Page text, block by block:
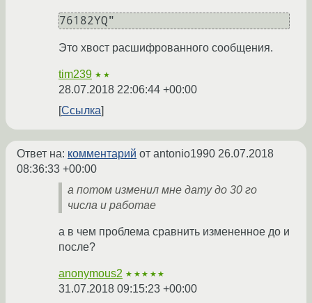
76182YQ"
Это хвост расшифрованного сообщения.
tim239 ★★
28.07.2018 22:06:44 +00:00
Ссылка
Ответ на: комментарий от antonio1990 26.07.2018
08:36:33 +00:00
а потом изменил мне дату до 30 го
числа и работае
а в чем проблема сравнить измененное до и
после?
anonymous2 ★★★★★
31.07.2018 09:15:23 +00:00